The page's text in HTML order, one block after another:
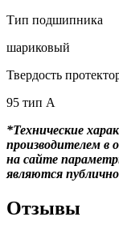
Тип подшипника
шариковый
Твердость
95 тип А
*Технические
производителем в
на сайте
являются
Отзывы